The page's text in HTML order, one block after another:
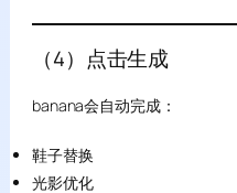
（4）点击生成
banana会自动完成：
鞋子替换
光影优化